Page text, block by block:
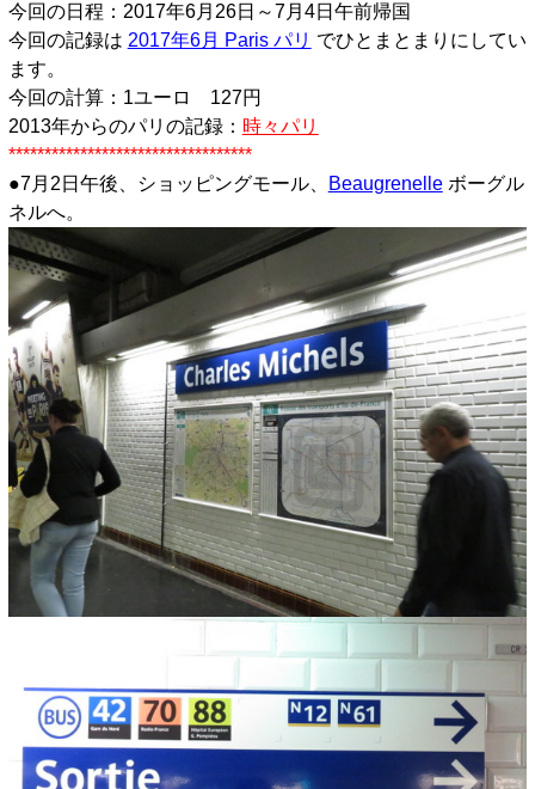
今回の日程：2017年6月26日～7月4日午前帰国
今回の記録は 2017年6月 Paris パリ でひとまとまりにしてい
ます。
今回の計算：1ユーロ 127円
2013年からのパリの記録： 時々パリ
**********************************
●7月2日午後、ショッピングモール、
Beaugrenelleボーグル
ネルへ。